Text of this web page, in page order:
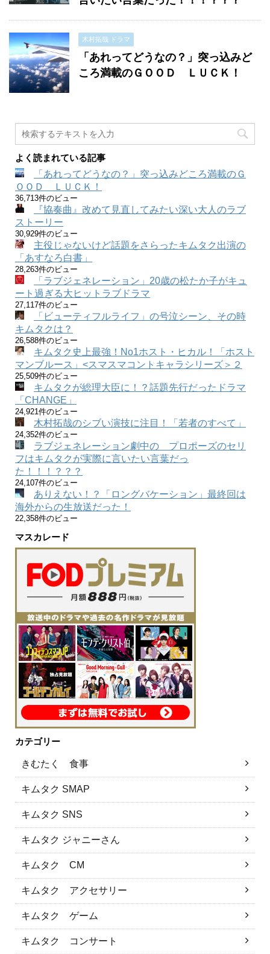
木村拓哉 ドラマ
「あれってどうなの？」突っ込みど
ころ満載のＧＯＯＤ ＬＵＣＫ！
よく読まれている記事
「あれってどうなの？」突っ込みどころ満載のＧ
ＯＯＤ ＬＵＣＫ！
36,713件のビュー
『協奏曲』改めて見直してみたい深い大人のラブ
ストーリー
30,929件のビュー
主役じゃないけど話題をさらったキムタク出演の
「あすなろ白書」
28,263件のビュー
「ラブジェネレーション」20歳の松たか子がキュ
ート過ぎる大ヒットラブドラマ
27,117件のビュー
「ビューティフルライフ」の号泣シーン、その時
キムタクは？
26,588件のビュー
キムタク史上最強！No1ホスト・ヒカル！「ホスト
マンブルース」<スマスマコントキャラシリーズ＞２
25,509件のビュー
キムタクが総理大臣に！？話題先行だったドラマ
「CHANGE」
24,921件のビュー
木村拓哉のシブい演技に注目！「若者のすべて」
24,352件のビュー
ラブジェネレーション劇中の プロポーズのセリ
フはキムタクが実際に言いたい言葉だっ
た！！！？？？
24,107件のビュー
ありえない！？「ロングバケーション」最終回は
海外からの生放送だった！
22,358件のビュー
マスカレード
カテゴリー
きむたく 食事
キムタク SMAP
キムタク SNS
キムタク ジャニーさん
キムタク CM
キムタク アクセサリー
キムタク ゲーム
キムタク コンサート